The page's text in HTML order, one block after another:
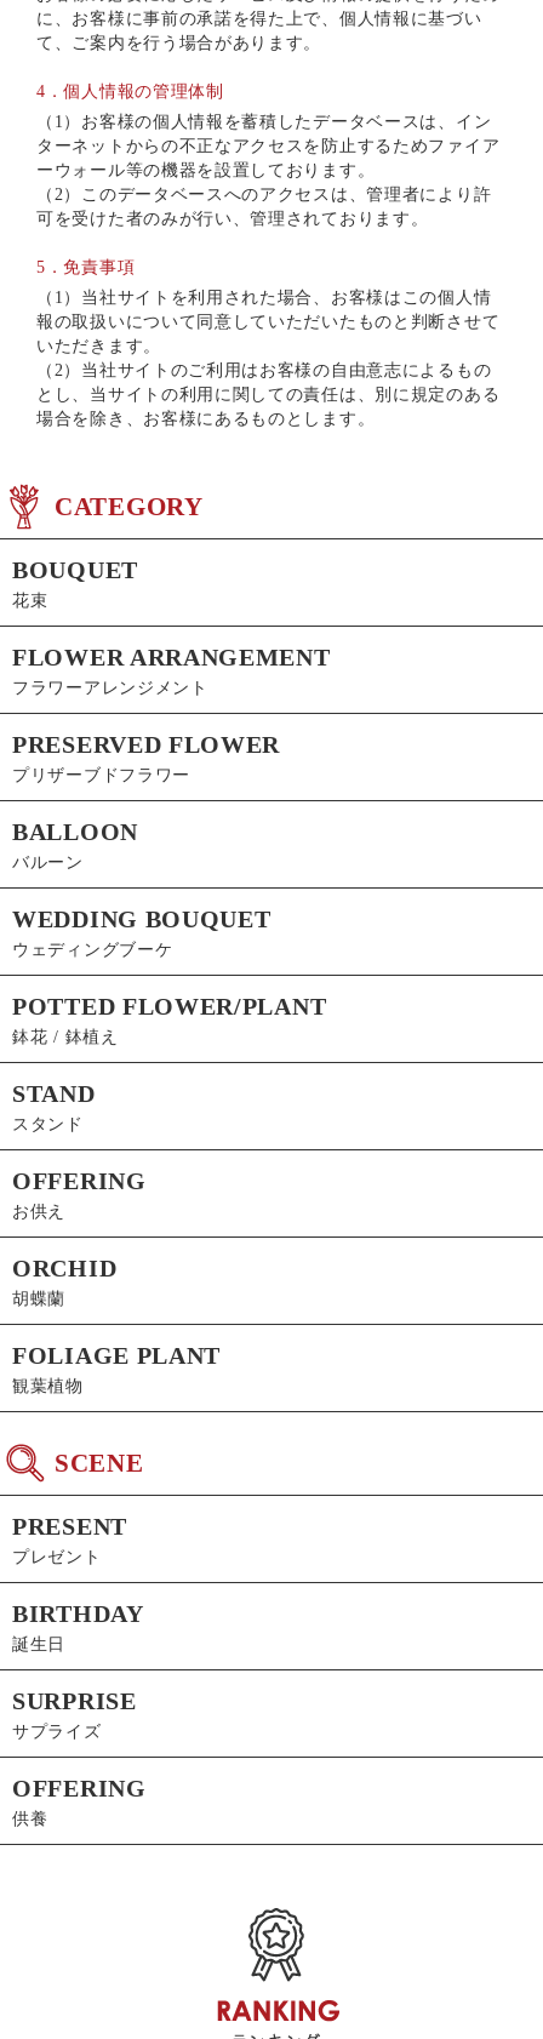
に、お客様に事前の承諾を得た上で、個人情報に基づい
て、ご案内を行う場合があります。
4．個人情報の管理体制
（1）お客様の個人情報を蓄積したデータベースは、イン
ターネットからの不正なアクセスを防止するためファイア
ーウォール等の機器を設置しております。
（2）このデータベースへのアクセスは、管理者により許
可を受けた者のみが行い、管理されております。
5．免責事項
（1）当社サイトを利用された場合、お客様はこの個人情
報の取扱いについて同意していただいたものと判断させて
いただきます。
（2）当社サイトのご利用はお客様の自由意志によるもの
とし、当サイトの利用に関しての責任は、別に規定のある
場合を除き、お客様にあるものとします。
CATEGORY
BOUQUET
花束
FLOWER ARRANGEMENT
フラワーアレンジメント
PRESERVED FLOWER
プリザーブドフラワー
BALLOON
バルーン
WEDDING BOUQUET
ウェディングブーケ
POTTED FLOWER/PLANT
鉢花 / 鉢植え
STAND
スタンド
OFFERING
お供え
ORCHID
胡蝶蘭
FOLIAGE PLANT
観葉植物
SCENE
PRESENT
プレゼント
BIRTHDAY
誕生日
SURPRISE
サプライズ
OFFERING
供養